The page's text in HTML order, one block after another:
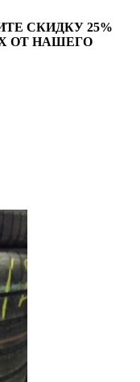
СКИДКУ 25%
ОТ НАШЕГО